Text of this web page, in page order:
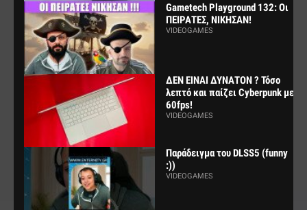
Gametech Playground 132: Οι
ΠΕΙΡΑΤΕΣ, ΝΙΚΗΣΑΝ!
VIDEOGAMES
ΔΕΝ ΕΙΝΑΙ ΔΥΝΑΤΟΝ ? Τόσο
λεπτό και παίζει Cyberpunk με
60fps!
VIDEOGAMES
Παράδειγμα του DLSS5 (funny
:))
VIDEOGAMES